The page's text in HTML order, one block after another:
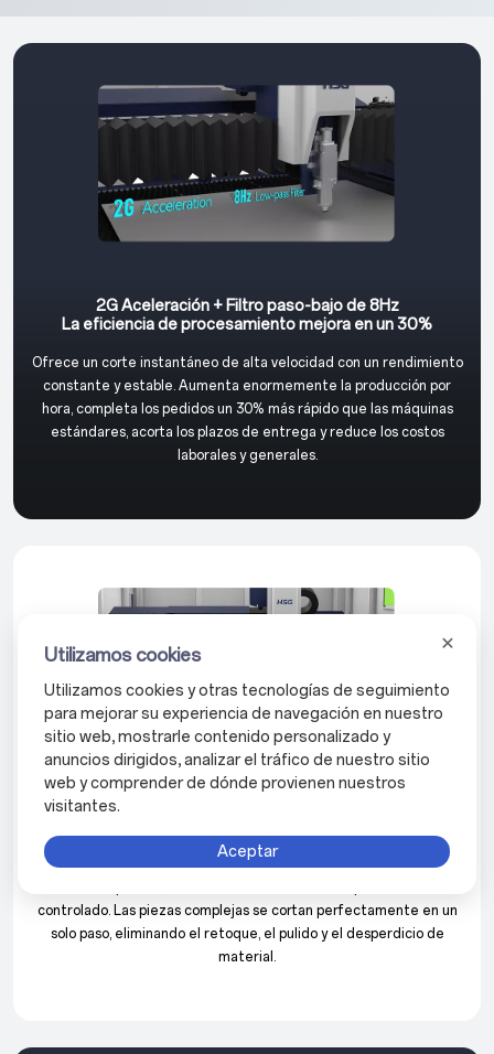
2G Aceleración + Filtro paso-bajo de 8Hz
La eficiencia de procesamiento mejora en un 30%
Ofrece un corte instantáneo de alta velocidad con un rendimiento
constante y estable. Aumenta enormemente la producción por
hora, completa los pedidos un 30% más rápido que las máquinas
estándares, acorta los plazos de entrega y reduce los costos
laborales y generales.
Desempeño sostenido, potente y confiable
Un sistema de reducción de engranajes integrado actúa como una
controlado. Las piezas complejas se cortan perfectamente en un
solo paso, eliminando el retoque, el pulido y el desperdicio de
material.
Utilizamos cookies
Utilizamos cookies y otras tecnologías de seguimiento
para mejorar su experiencia de navegación en nuestro
sitio web, mostrarle contenido personalizado y
anuncios dirigidos, analizar el tráfico de nuestro sitio
web y comprender de dónde provienen nuestros
visitantes.
Aceptar